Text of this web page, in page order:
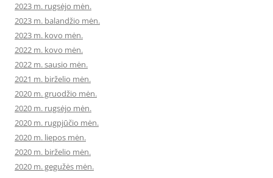
2023 m. rugsėjo mėn.
2023 m. balandžio mėn.
2023 m. kovo mėn.
2022 m. kovo mėn.
2022 m. sausio mėn.
2021 m. birželio mėn.
2020 m. gruodžio mėn.
2020 m. rugsėjo mėn.
2020 m. rugpjūčio mėn.
2020 m. liepos mėn.
2020 m. birželio mėn.
2020 m. gegužės mėn.